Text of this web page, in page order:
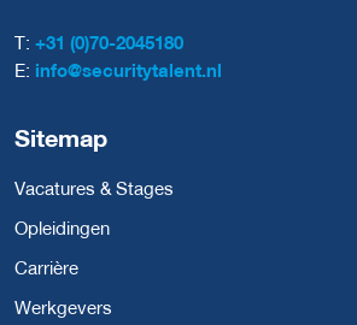
T: +31 (0)70-2045180
E: info@securitytalent.nl
Sitemap
Vacatures & Stages
Opleidingen
Carrière
Werkgevers